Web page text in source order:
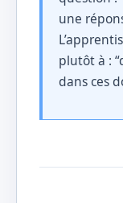
une
plutôt à :
dans ces